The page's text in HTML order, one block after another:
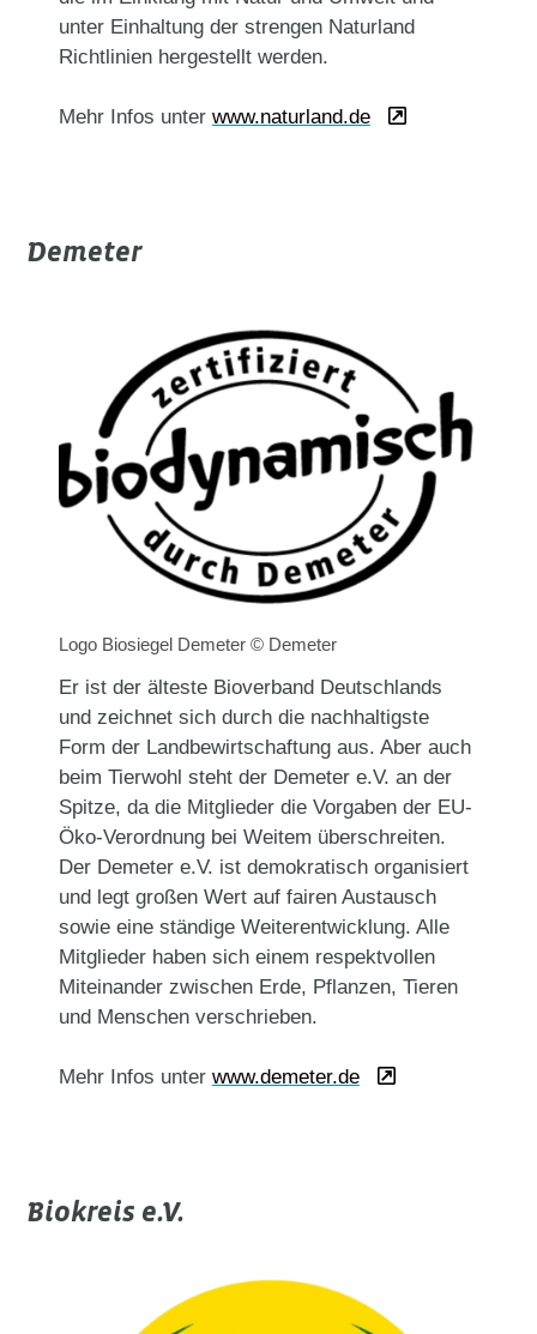
unter Einhaltung der strengen Naturland
Richtlinien hergestellt werden.
Mehr Infos unter www.naturland.de
Demeter
Logo Biosiegel Demeter © Demeter
Er ist der älteste Bioverband Deutschlands
und zeichnet sich durch die nachhaltigste
Form der Landbewirtschaftung aus. Aber auch
beim Tierwohl steht der Demeter e.V. an der
Spitze, da die Mitglieder die Vorgaben der EU-
Öko-Verordnung bei Weitem überschreiten.
Der Demeter e.V. ist demokratisch organisiert
und legt großen Wert auf fairen Austausch
sowie eine ständige Weiterentwicklung. Alle
Mitglieder haben sich einem respektvollen
Miteinander zwischen Erde, Pflanzen, Tieren
und Menschen verschrieben.
Mehr Infos unter www.demeter.de
Biokreis e.V.